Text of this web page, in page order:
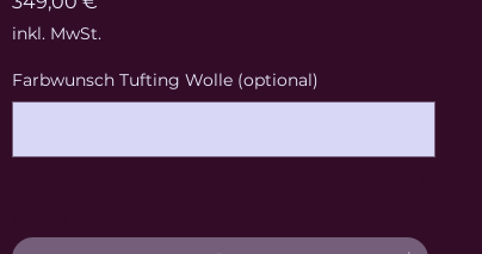
inkl. MwSt.
Farbwunsch Tufting Wolle (optional)